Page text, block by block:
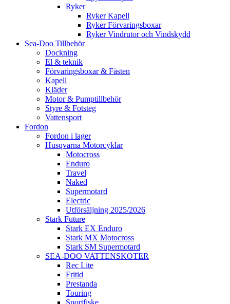
Ryker
Ryker Kapell
Ryker Förvaringsboxar
Ryker Vindrutor och Vindskydd
Sea-Doo Tillbehör
Dockning
El & teknik
Förvaringsboxar & Fästen
Kapell
Kläder
Motor & Pumptillbehör
Styre & Fotsteg
Vattensport
Fordon
Fordon i lager
Husqvarna Motorcyklar
Motocross
Enduro
Travel
Naked
Supermotard
Electric
Utförsäljning 2025/2026
Stark Future
Stark EX Enduro
Stark MX Motocross
Stark SM Supermotard
SEA-DOO VATTENSKOTER
Rec Lite
Fritid
Prestanda
Touring
Sportfiske